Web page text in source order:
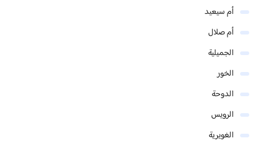
أم سيعيد
أم صلال
الجميلية
الخور
الدوحة
الرويس
الغويرية